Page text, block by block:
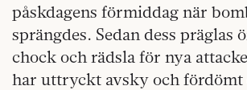
påskdagens förmiddag när
sprängdes. Sedan dess präglas
chock och rädsla för nya
har uttryckt avsky och fördömt